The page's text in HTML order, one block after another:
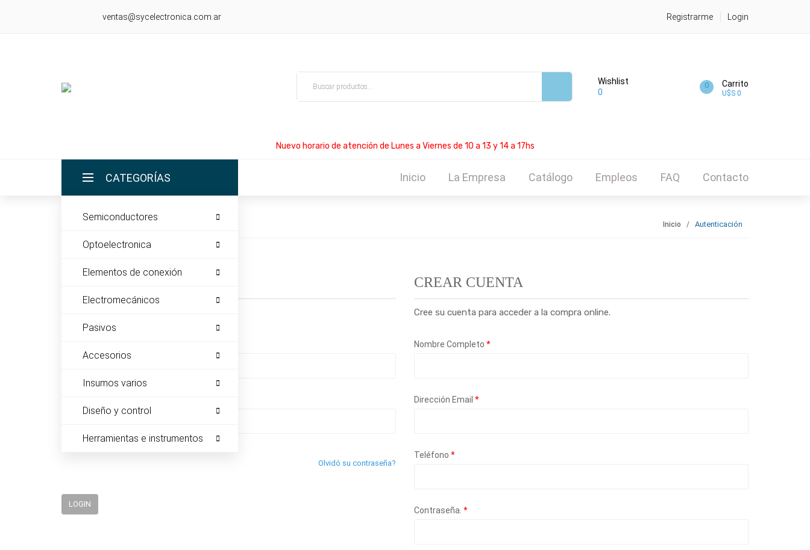
ventas@sycelectronica.com.ar Registrarme Login
Wishlist
0
0 Carrito
U$S 0
Nuevo horario de atención de Lunes a Viernes de 10 a 13 y 14 a 17hs
CATEGORÍAS
Semiconductores
Optoelectronica
Elementos de conexión
Electromecánicos
Pasivos
Accesorios
Insumos varios
Diseño y control
Herramientas e instrumentos
Inicio La Empresa Catálogo Empleos FAQ Contacto
INICIO
LA EMPRESA
ventas@sycelectronica.com.ar
Inicio Autenticación
Olvidó su contraseña?
LOGIN
CREAR CUENTA
Cree su cuenta para acceder a la compra online.
Nombre Completo *
Dirección Email *
Teléfono *
Contraseña. *